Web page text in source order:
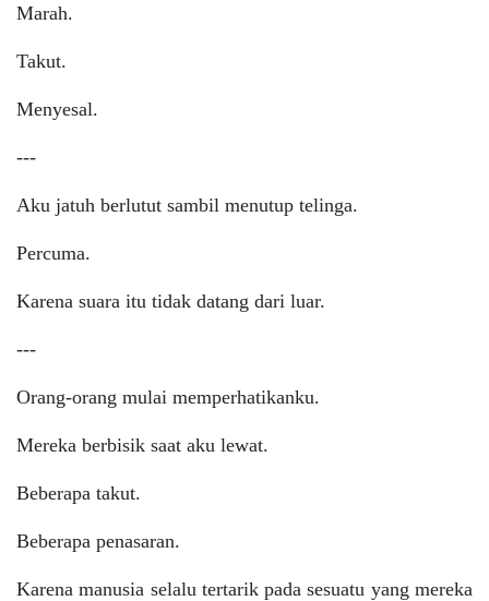
Marah.
Takut.
Menyesal.
---
Aku jatuh berlutut sambil menutup telinga.
Percuma.
Karena suara itu tidak datang dari luar.
---
Orang-orang mulai memperhatikanku.
Mereka berbisik saat aku lewat.
Beberapa takut.
Beberapa penasaran.
Karena manusia selalu tertarik pada sesuatu yang mereka